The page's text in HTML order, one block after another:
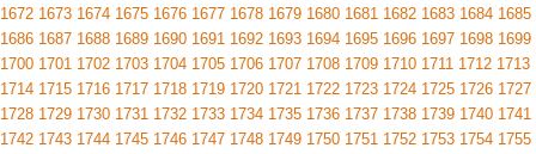
1672 1673 1674 1675 1676 1677 1678 1679 1680 1681 1682 1683 1684 1685
1686 1687 1688 1689 1690 1691 1692 1693 1694 1695 1696 1697 1698 1699
1700 1701 1702 1703 1704 1705 1706 1707 1708 1709 1710 1711 1712 1713
1714 1715 1716 1717 1718 1719 1720 1721 1722 1723 1724 1725 1726 1727
1728 1729 1730 1731 1732 1733 1734 1735 1736 1737 1738 1739 1740 1741
1742 1743 1744 1745 1746 1747 1748 1749 1750 1751 1752 1753 1754 1755